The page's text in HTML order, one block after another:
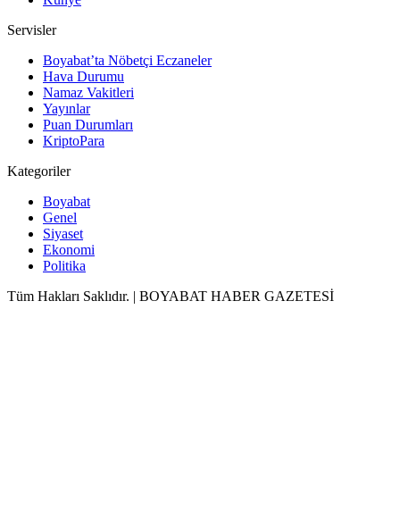
Servisler
Boyabat’ta Nöbetçi Eczaneler
Hava Durumu
Namaz Vakitleri
Yayınlar
Puan Durumları
KriptoPara
Kategoriler
Boyabat
Genel
Siyaset
Ekonomi
Politika
Tüm Hakları Saklıdır. | BOYABAT HABER GAZETESİ